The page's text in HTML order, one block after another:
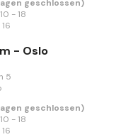
geschlossen)
10 - 18
16
- Oslo
5
geschlossen)
10 - 18
16